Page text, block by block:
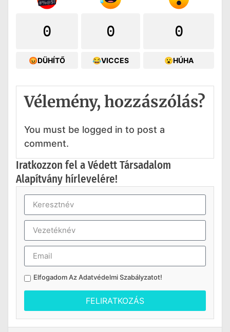
0
😡DÜHÍTŐ
0
😂VICCES
0
😮HÚHA
Vélemény, hozzászólás?
You must be logged in to post a
comment.
Iratkozzon fel a Védett Társadalom
Alapítvány hírlevelére!
Elfogadom AzAdatvédelmi Szabályzatot!
FELIRATKOZÁS